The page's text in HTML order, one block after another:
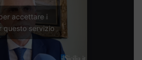
accettare i
questo servizio